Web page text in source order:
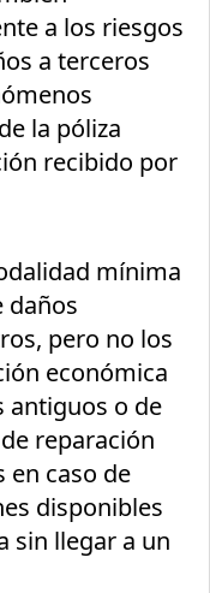
a los riesgos
a terceros
la póliza
recibido por
mínima
daños
pero no los
económica
antiguos o de
reparación
en caso de
disponibles
sin llegar a un